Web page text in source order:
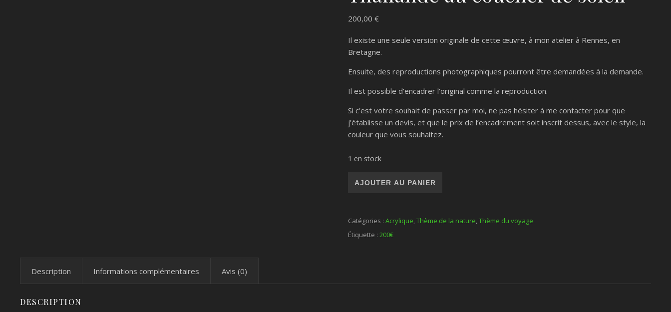
200,00€
Il existe une seule version originale de cette œuvre, à mon atelier à Rennes, en
Bretagne.
Ensuite, des reproductions photographiques pourront être demandées à la demande.
Il est possible d’encadrer l’original comme la reproduction.
Si c’est votre souhait de passer par moi, ne pas hésiter à me contacter pour que
j’établisse un devis, et que le prix de l’encadrement soit inscrit dessus, avec le style, la
couleur que vous souhaitez.
1 en stock
quantité de Thaïlande au coucher de soleil
AJOUTER AU PANIER
Catégories :Acrylique,Thème de la nature,Thème du voyage
Étiquette :200€
Description Informations complémentaires Avis (0)
DESCRIPTION